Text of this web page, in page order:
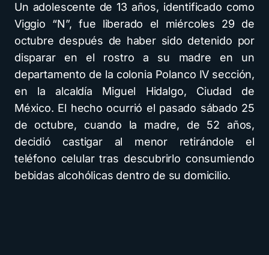
Un adolescente de 13 años, identificado como
Viggio “N”, fue liberado el miércoles 29 de
octubre después de haber sido detenido por
disparar en el rostro a su madre en un
departamento de la colonia Polanco IV sección,
en la alcaldía Miguel Hidalgo, Ciudad de
México. El hecho ocurrió el pasado sábado 25
de octubre, cuando la madre, de 52 años,
decidió castigar al menor retirándole el
teléfono celular tras descubrirlo consumiendo
bebidas alcohólicas dentro de su domicilio.